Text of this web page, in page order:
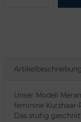
Artikelbeschreibung
Unser Modell
feminine Kurzhaar-
Das stufig